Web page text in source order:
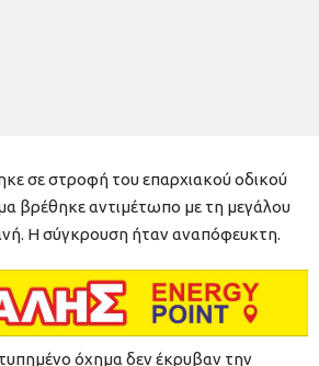
σε στροφή του επαρχιακού οδικού
βρέθηκε αντιμέτωπο με τη μεγάλου
Η σύγκρουση ήταν αναπόφευκτη.
όχημα δεν έκρυβαν την